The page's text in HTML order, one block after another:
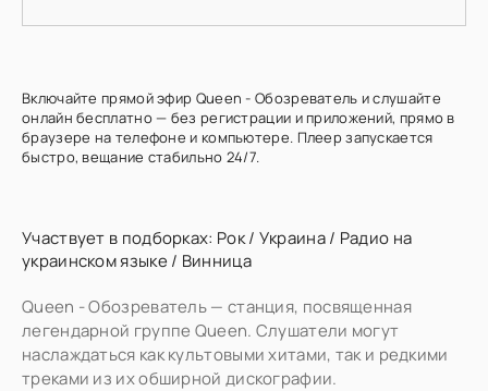
Включайте прямой эфир Queen - Обозреватель и слушайте
онлайн бесплатно — без регистрации и приложений, прямо в
браузере на телефоне и компьютере. Плеер запускается
быстро, вещание стабильно 24/7.
Участвует в подборках: Рок/ Украина/ Радио на
украинском языке/ Винница
Queen - Обозреватель — станция, посвященная
легендарной группе Queen. Слушатели могут
наслаждаться как культовыми хитами, так и редкими
треками из их обширной дискографии.